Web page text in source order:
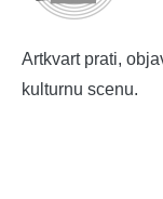
Artkvart prati,
kulturnu scenu.